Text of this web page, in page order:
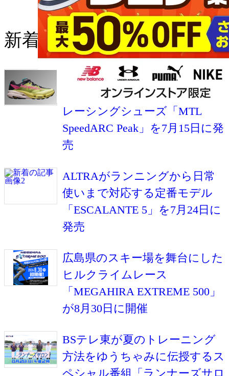
新着の記事
メレルがトップレベルのトレ
イルランナーとの共同開発した
レーシングシューズ「MTL
SpeedARC Peak」を7月15日に発
売
ALTRAがランニングから日常
使いまで対応する定番モデル
「ESCALANTE 5」を7月24日に
発売
広島県のスキー場を舞台にした
ヒルクライムレース
「MEGAHIRA EXTREME 500」
が8月30日に開催
BSテレ東が夏のトレーニング
方法をゆうちゃみに伝授するス
ペシャル番組「ランナーズサロ